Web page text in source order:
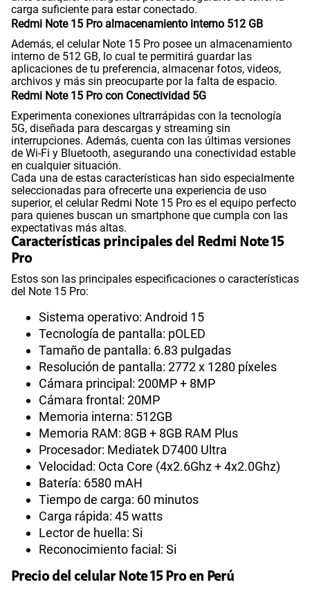
Dimensión 163.61 x 78.09 x 7.78 mm
VoWiFi Si
Compatibilidad con eSIM Sí
carga suficiente para estar conectado.
Redmi Note 15 Pro almacenamiento interno 512 GB
Además, el celular Note 15 Pro posee un almacenamiento
interno de 512 GB, lo cual te permitirá guardar las
aplicaciones de tu preferencia, almacenar fotos, videos,
archivos y más sin preocuparte por la falta de espacio.
Redmi Note 15 Pro con Conectividad 5G
Experimenta conexiones ultrarrápidas con la tecnología
5G, diseñada para descargas y streaming sin
interrupciones. Además, cuenta con las últimas versiones
de Wi-Fi y Bluetooth, asegurando una conectividad estable
en cualquier situación.
Cada una de estas características han sido especialmente
seleccionadas para ofrecerte una experiencia de uso
superior, el celular Redmi Note 15 Pro es el equipo perfecto
para quienes buscan un smartphone que cumpla con las
expectativas más altas.
Características principales del Redmi Note 15
Pro
Estos son las principales especificaciones o características
del Note 15 Pro:
Sistema operativo: Android 15
Tecnología de pantalla: pOLED
Tamaño de pantalla: 6.83 pulgadas
Resolución de pantalla: 2772 x 1280 píxeles
Cámara principal: 200MP + 8MP
Cámara frontal: 20MP
Memoria interna: 512GB
Memoria RAM: 8GB + 8GB RAM Plus
Procesador: Mediatek D7400 Ultra
Velocidad: Octa Core (4x2.6Ghz + 4x2.0Ghz)
Batería: 6580 mAH
Tiempo de carga: 60 minutos
Carga rápida: 45 watts
Lector de huella: Si
Reconocimiento facial: Si
Precio del celular Note 15 Pro en Perú